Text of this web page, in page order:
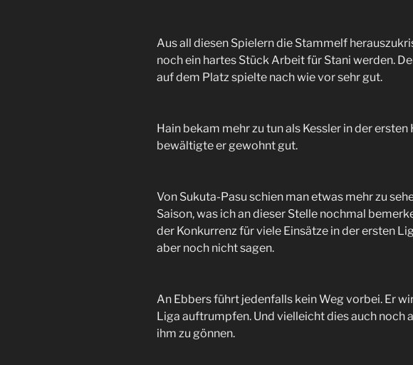
Aus all diesen Spielern die Stammelf
noch ein hartes Stück Arbeit für Stani werden.
auf dem Platz spielte nach wie vor sehr gut.
Hain bekam mehr zu tun als Kessler in der ersten
bewältigte er gewohnt gut.
Von Sukuta-Pasu schien man etwas mehr zu
Saison, was ich an dieser Stelle nochmal
der Konkurrenz für viele Einsätze in der ersten
aber noch nicht sagen.
An Ebbers führt jedenfalls kein Weg vorbei. Er
Liga auftrumpfen. Und vielleicht dies auch noch
ihm zu gönnen.